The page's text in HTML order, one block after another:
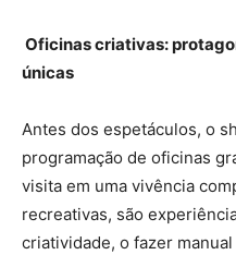
Oficinas criativas:
únicas
Antes dos espetáculos, o
programação de oficinas
visita em uma vivência
recreativas, são
criatividade, o fazer